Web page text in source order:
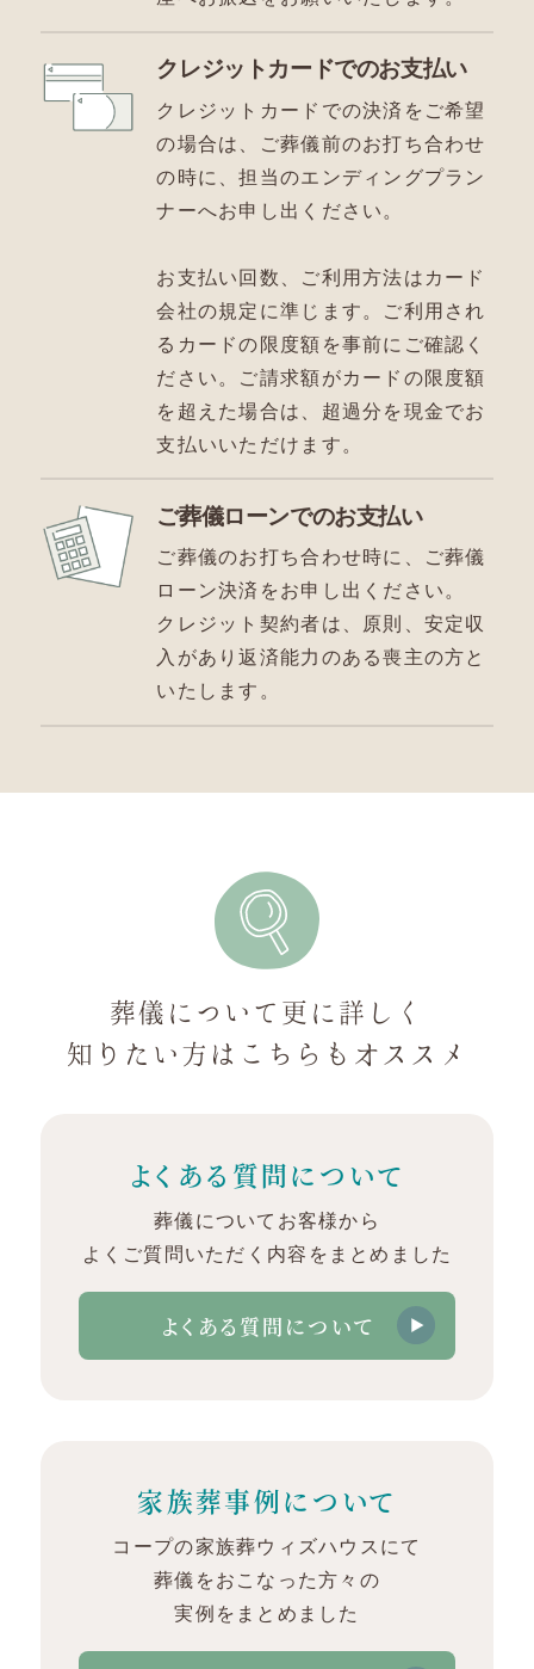
クレジットカードでのお支払い
クレジットカードでの決済をご希望
の場合は、ご葬儀前のお打ち合わせ
の時に、担当のエンディングプラン
ナーへお申し出ください。
お支払い回数、ご利用方法はカード
会社の規定に準じます。ご利用され
るカードの限度額を事前にご確認く
ださい。ご請求額がカードの限度額
を超えた場合は、超過分を現金でお
支払いいただけます。
ご葬儀ローンでのお支払い
ご葬儀のお打ち合わせ時に、ご葬儀
ローン決済をお申し出ください。
クレジット契約者は、原則、安定収
入があり返済能力のある喪主の方と
いたします。
葬儀について更に詳しく
知りたい方は こちらもオススメ
よくある質問について
葬儀についてお客様から
よくご質問いただく内容をまとめました
よくある質問について
家族葬事例について
コープの家族葬ウィズハウスにて
葬儀をおこなった方々の
実例をまとめました